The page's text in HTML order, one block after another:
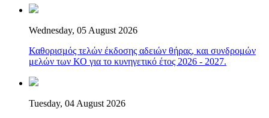
Wednesday, 05 August 2026
Καθορισμός τελών έκδοσης αδειών θήρας, και συνδρομών
μελών των ΚΟ για το κυνηγετικό έτος 2026 - 2027.
Tuesday, 04 August 2026